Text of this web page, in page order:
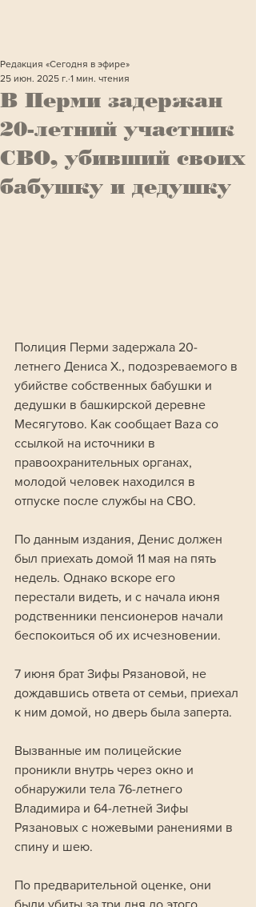
В Перми задержан
20-летний участник
СВО, убивший своих
бабушку и дедушку
Редакция «Сегодня в эфире»
25 июн. 2025 г. 1 мин. чтения
Полиция Перми задержала 20-
летнего Дениса Х., подозреваемого в
убийстве собственных бабушки и
дедушки в башкирской деревне
Месягутово. Как сообщает Baza со
ссылкой на источники в
правоохранительных органах,
молодой человек находился в
отпуске после службы на СВО.
По данным издания, Денис должен
был приехать домой 11 мая на пять
недель. Однако вскоре его
перестали видеть, и с начала июня
родственники пенсионеров начали
беспокоиться об их исчезновении.
7 июня брат Зифы Рязановой, не
дождавшись ответа от семьи, приехал
к ним домой, но дверь была заперта.
Вызванные им полицейские
проникли внутрь через окно и
обнаружили тела 76-летнего
Владимира и 64-летней Зифы
Рязановых с ножевыми ранениями в
спину и шею.
По предварительной оценке, они
были убиты за три дня до этого.